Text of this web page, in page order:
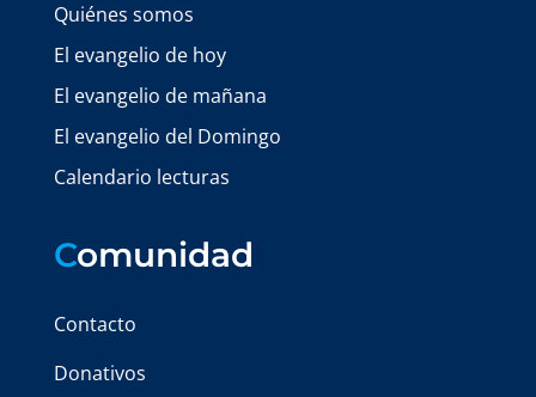
Quiénes somos
El evangelio de hoy
El evangelio de mañana
El evangelio del Domingo
Calendario lecturas
Comunidad
Contacto
Donativos